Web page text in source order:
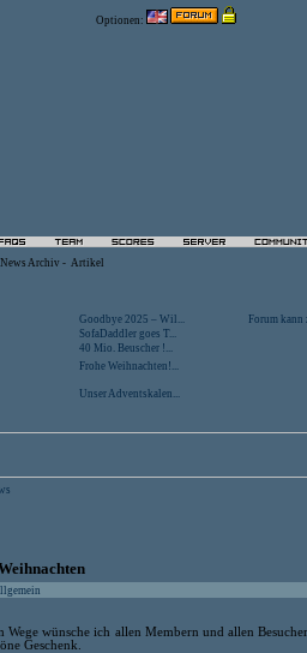
Optionen:
News Archiv - Artikel
Goodbye 2025 – Wil... Forum kann
SofaDaddler goes T...
40 Mio. Beuscher !...
Frohe Weihnachten!...
Unser Adventskalen...
Wege wünsche ich allen Membern und allen
Geschenk.